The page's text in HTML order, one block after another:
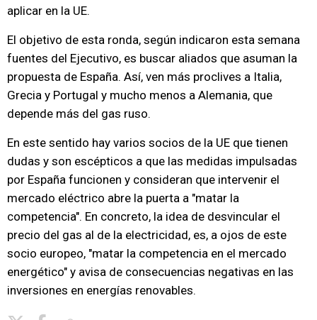
aplicar en la UE.
El objetivo de esta ronda, según indicaron esta semana
fuentes del Ejecutivo, es buscar aliados que asuman la
propuesta de España. Así, ven más proclives a Italia,
Grecia y Portugal y mucho menos a Alemania, que
depende más del gas ruso.
En este sentido hay varios socios de la UE que tienen
dudas y son escépticos a que las medidas impulsadas
por España funcionen y consideran que intervenir el
mercado eléctrico abre la puerta a "matar la
competencia". En concreto, la idea de desvincular el
precio del gas al de la electricidad, es, a ojos de este
socio europeo, "matar la competencia en el mercado
energético" y avisa de consecuencias negativas en las
inversiones en energías renovables.